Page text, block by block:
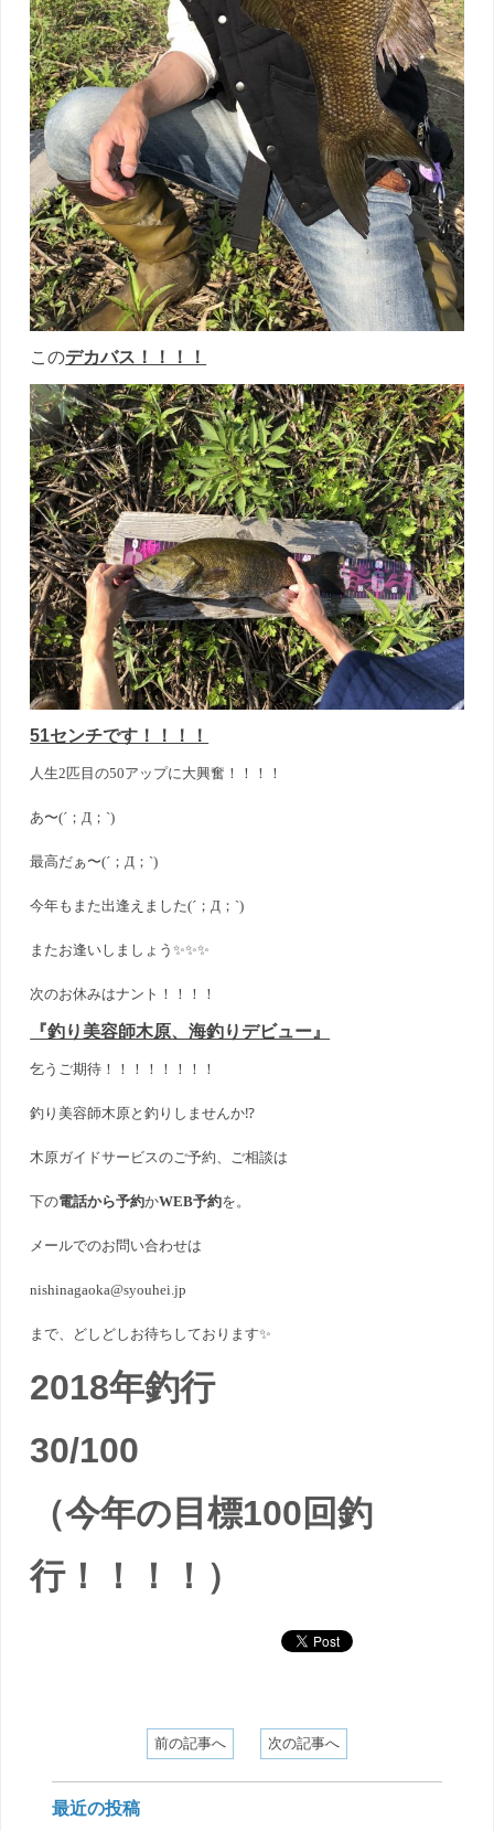
このデカバス！！！！
51センチです！！！！
人生2匹目の50アップに大興奮！！！！
あ〜(´；Д；`)
最高だぁ〜(´；Д；`)
今年もまた出逢えました(´；Д；`)
またお逢いしましょう✨✨✨
次のお休みはナント！！！！
『釣り美容師木原、海釣りデビュー』
乞うご期待！！！！！！！！
釣り美容師木原と釣りしませんか⁉️
木原ガイドサービスのご予約、ご相談は
下の電話から予約かWEB予約を。
メールでのお問い合わせは
nishinagaoka@syouhei.jp
まで、どしどしお待ちしております✨
2018年釣行
30/100
（今年の目標100回釣
行！！！！）
前の記事へ 次の記事へ
最近の投稿